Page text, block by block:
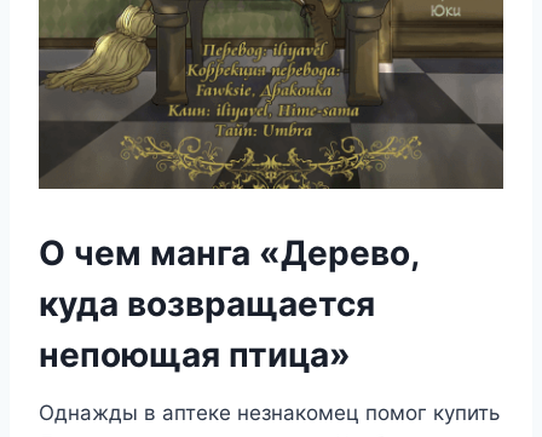
О чем манга «Дерево,
куда возвращается
непоющая птица»
Однажды в аптеке незнакомец помог купить